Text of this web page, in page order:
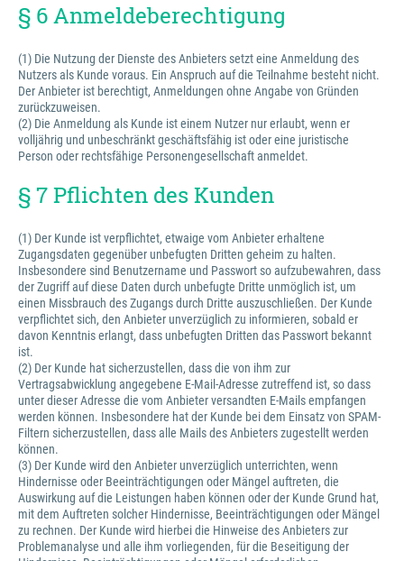
§ 6 Anmeldeberechtigung
(1) Die Nutzung der Dienste des Anbieters setzt eine Anmeldung des
Nutzers als Kunde voraus. Ein Anspruch auf die Teilnahme besteht nicht.
Der Anbieter ist berechtigt, Anmeldungen ohne Angabe von Gründen
zurückzuweisen.
(2) Die Anmeldung als Kunde ist einem Nutzer nur erlaubt, wenn er
volljährig und unbeschränkt geschäftsfähig ist oder eine juristische
Person oder rechtsfähige Personengesellschaft anmeldet.
§ 7 Pflichten des Kunden
(1) Der Kunde ist verpflichtet, etwaige vom Anbieter erhaltene
Zugangsdaten gegenüber unbefugten Dritten geheim zu halten.
Insbesondere sind Benutzername und Passwort so aufzubewahren, dass
der Zugriff auf diese Daten durch unbefugte Dritte unmöglich ist, um
einen Missbrauch des Zugangs durch Dritte auszuschließen. Der Kunde
verpflichtet sich, den Anbieter unverzüglich zu informieren, sobald er
davon Kenntnis erlangt, dass unbefugten Dritten das Passwort bekannt
ist.
(2) Der Kunde hat sicherzustellen, dass die von ihm zur
Vertragsabwicklung angegebene E-Mail-Adresse zutreffend ist, so dass
unter dieser Adresse die vom Anbieter versandten E-Mails empfangen
werden können. Insbesondere hat der Kunde bei dem Einsatz von SPAM-
Filtern sicherzustellen, dass alle Mails des Anbieters zugestellt werden
können.
(3) Der Kunde wird den Anbieter unverzüglich unterrichten, wenn
Hindernisse oder Beeinträchtigungen oder Mängel auftreten, die
Auswirkung auf die Leistungen haben können oder der Kunde Grund hat,
mit dem Auftreten solcher Hindernisse, Beeinträchtigungen oder Mängel
zu rechnen. Der Kunde wird hierbei die Hinweise des Anbieters zur
Problemanalyse und alle ihm vorliegenden, für die Beseitigung der